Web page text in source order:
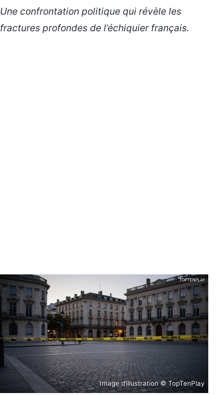
Une confrontation politique qui révèle les
fractures profondes de l’échiquier français.
Image d’illustration © TopTenPlay